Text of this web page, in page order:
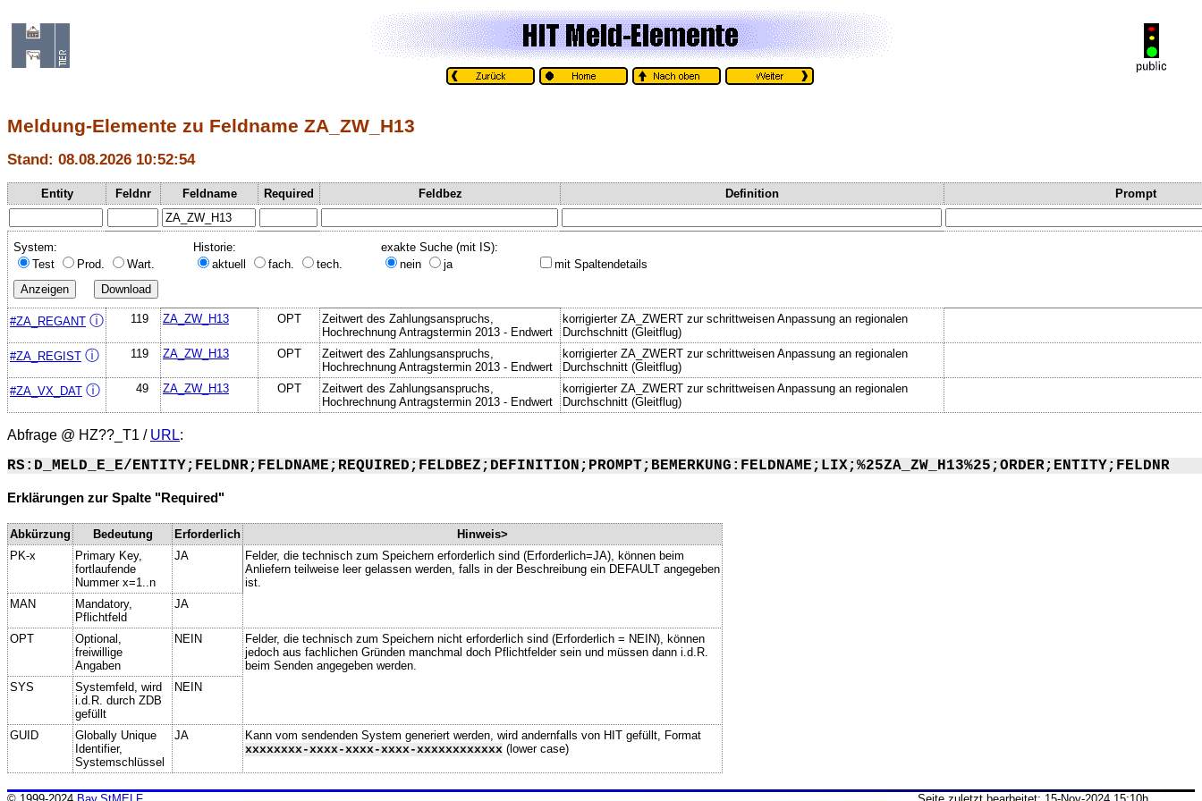
Meldung-Elemente zu Feldname ZA_ZW_H13
Stand: 08.08.2026 10:52:54
Entity Feldnr Feldname Required Feldbez Definition Prompt
System:
Test
Prod. Wart.
Historie:
aktuell
fach. tech.
exakte Suche (mit IS):
nein
ja mit Spaltendetails
#ZA_REGANT ⓘ 119 ZA_ZW_H13 OPT
Zeitwert des Zahlungsanspruchs,
Hochrechnung Antragstermin 2013 - Endwert
korrigierter ZA_ZWERT zur schrittweisen Anpassung an regionalen
Durchschnitt (Gleitflug)
#ZA_REGIST ⓘ 119 ZA_ZW_H13 OPT
Zeitwert des Zahlungsanspruchs,
Hochrechnung Antragstermin 2013 - Endwert
korrigierter ZA_ZWERT zur schrittweisen Anpassung an regionalen
Durchschnitt (Gleitflug)
#ZA_VX_DAT ⓘ 49 ZA_ZW_H13 OPT
Zeitwert des Zahlungsanspruchs,
Hochrechnung Antragstermin 2013 - Endwert
korrigierter ZA_ZWERT zur schrittweisen Anpassung an regionalen
Durchschnitt (Gleitflug)
Abfrage @ HZ??_T1 / URL:
RS:D_MELD_E_E/ENTITY;FELDNR;FELDNAME;REQUIRED;FELDBEZ;DEFINITION;PROMPT;BEMERKUNG:FELDNAME;LIX;%25ZA_ZW_H13%25;ORDER;ENTITY;FELDNR
Erklärungen zur Spalte "Required"
Abkürzung Bedeutung Erforderlich
Hinweis>
PK-x
Primary Key,
fortlaufende
Nummer x=1..n
JA
Felder, die technisch zum Speichern erforderlich sind (Erforderlich=JA), können beim
Anliefern teilweise leer gelassen werden, falls in der Beschreibung ein DEFAULT angegeben
ist.
MAN
Mandatory,
Pflichtfeld
JA
OPT
Optional,
freiwillige
Angaben
NEIN
Felder, die technisch zum Speichern nicht erforderlich sind (Erforderlich = NEIN), können
jedoch aus fachlichen Gründen manchmal doch Pflichtfelder sein und müssen dann i.d.R.
beim Senden angegeben werden.
SYS
Systemfeld, wird
i.d.R. durch ZDB
gefüllt
NEIN
GUID
Globally Unique
Identifier,
Systemschlüssel
JA
Kann vom sendenden System generiert werden, wird andernfalls von HIT gefüllt, Format
xxxxxxxx-xxxx-xxxx-xxxx-xxxxxxxxxxxx (lower case)